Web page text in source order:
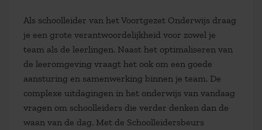
Als schoolleider van het Voortgezet Onderwijs draag
je een grote verantwoordelijkheid voor zowel je
team als de leerlingen. Naast het optimaliseren van
de leeromgeving vraagt het ook om een goede
aansturing en samenwerking binnen je team. De
complexe uitdagingen in het onderwijs van vandaag
vragen om schoolleiders die verder denken dan de
waan van de dag. Met de Schoolleidersbeurs